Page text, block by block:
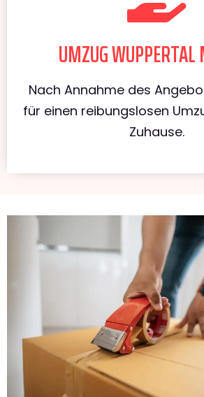
UMZUG
Nach Annahme des
für einen reibungslosen
Zuhause.